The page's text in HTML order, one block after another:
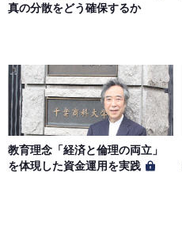
真の分散をどう確保するか
教育理念「経済と倫理の両立」
を体現した資金運用を実践